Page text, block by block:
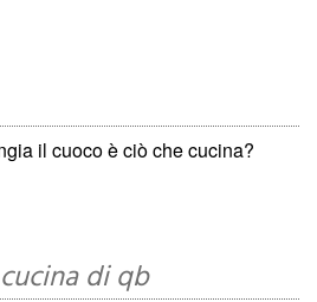
il cuoco è ciò che cucina?
di qb